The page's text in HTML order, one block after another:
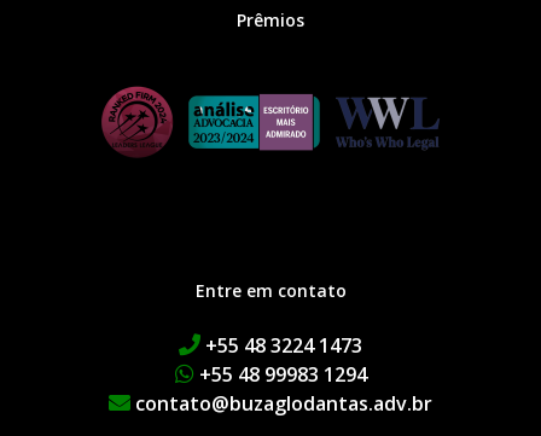
Prêmios
Entre em contato
+55 48 3224 1473
+55 48 99983 1294
contato@buzaglodantas.adv.br